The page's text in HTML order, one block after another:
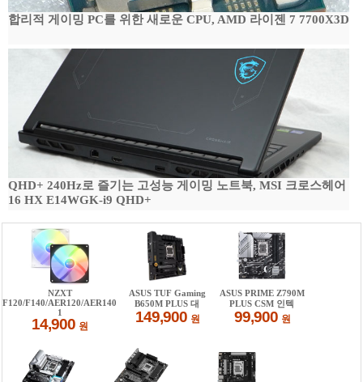
합리적 게이밍 PC를 위한 새로운 CPU, AMD 라이젠 7 7700X3D
QHD+ 240Hz로 즐기는 고성능 게이밍 노트북, MSI 크로스헤어
16 HX E14WGK-i9 QHD+